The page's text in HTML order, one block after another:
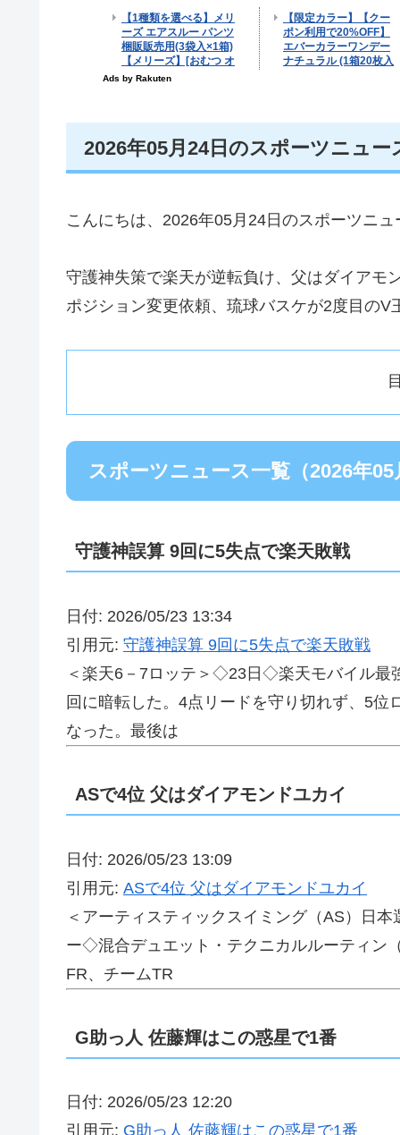
2026年05月24日のスポーツニュ
こんにちは、2026年05月24日のスポーツニ
守護神失策で楽天が逆転負け、父はダイアモ
ポジション変更依頼、琉球バスケが2度目の
スポーツニュース一覧（2026年05
守護神誤算 9回に5失点で楽天敗戦
日付: 2026/05/23 13:34
引用元: 守護神誤算 9回に5失点で楽天敗戦
＜楽天6－7ロッテ＞◇23日◇楽天モバイル
回に暗転した。4点リードを守り切れず、5
なった。最後は
ASで4位 父はダイアモンドユカイ
日付: 2026/05/23 13:09
引用元: ASで4位 父はダイアモンドユカイ
＜アーティスティックスイミング（AS）日
ー◇混合デュエット・テクニカルルーティン
FR、チームTR
G助っ人 佐藤輝はこの惑星で1番
日付: 2026/05/23 12:20
引用元: G助っ人 佐藤輝はこの惑星で1番